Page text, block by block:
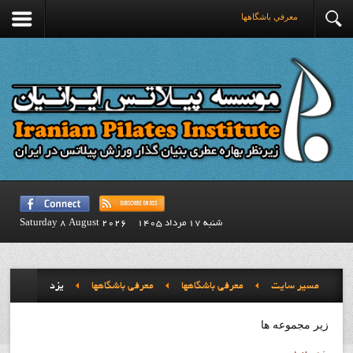
معرفي باشگاهها
شنبه 17 مرداد 1405 Saturday 8 August 2026
مسیر سایت معرفي باشگاهها معرفي باشگاهها يزد
زیر مجموعه ها